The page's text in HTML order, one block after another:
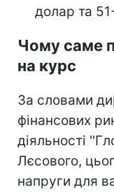
долар та
Чому саме
на курс
За словами
фінансових
діяльності
Лєсового,
напруги для